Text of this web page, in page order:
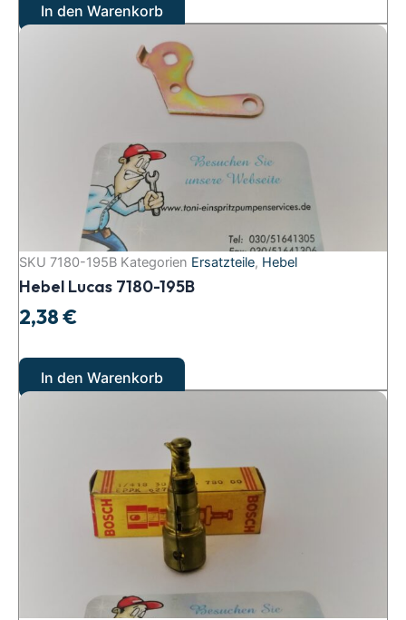
In den Warenkorb
SKU 7180-195B Kategorien Ersatzteile, Hebel
Hebel Lucas 7180-195B
2,38€
In den Warenkorb